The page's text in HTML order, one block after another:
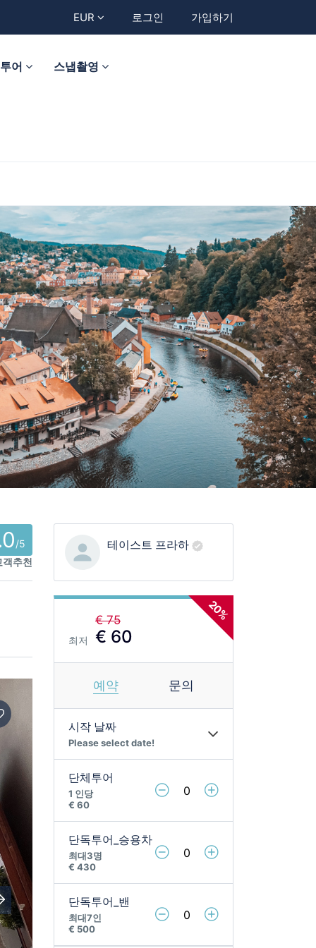
EUR 로그인 가입하기
어 스냅촬영
/5
추천
테이스트 프라하
20%
최저
€ 75
€ 60
예약 문의
시작 날짜
Please select date!
단체투어
1 인당
€ 60 ㅤㅤㅤ
단독투어_승용차
최대3명
€ 430 ㅤㅤㅤ
단독투어_밴
최대7인
€ 500 ㅤㅤㅤ